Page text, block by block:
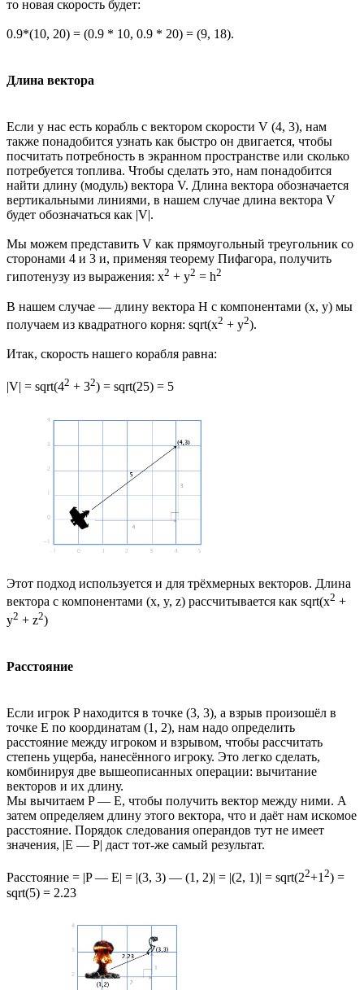
то новая скорость будет:
0.9*(10, 20) = (0.9 * 10, 0.9 * 20) = (9, 18).
Длина вектора
Если у нас есть корабль с вектором скорости V (4, 3), нам
также понадобится узнать как быстро он двигается, чтобы
посчитать потребность в экранном пространстве или сколько
потребуется топлива. Чтобы сделать это, нам понадобится
найти длину (модуль) вектора V. Длина вектора обозначается
вертикальными линиями, в нашем случае длина вектора V
будет обозначаться как |V|.
Мы можем представить V как прямоугольный треугольник со
сторонами 4 и 3 и, применяя теорему Пифагора, получить
гипотенузу из выражения: x2 + y2 = h2
В нашем случае — длину вектора H с компонентами (x, y) мы
получаем из квадратного корня: sqrt(x2 + y2).
Итак, скорость нашего корабля равна:
|V| = sqrt(42 + 32) = sqrt(25) = 5
Этот подход используется и для трёхмерных векторов. Длина
вектора с компонентами (x, y, z) рассчитывается как sqrt(x2 +
y2 + z2)
Расстояние
Если игрок P находится в точке (3, 3), а взрыв произошёл в
точке E по координатам (1, 2), нам надо определить
расстояние между игроком и взрывом, чтобы рассчитать
степень ущерба, нанесённого игроку. Это легко сделать,
комбинируя две вышеописанных операции: вычитание
векторов и их длину.
Мы вычитаем P — E, чтобы получить вектор между ними. А
затем определяем длину этого вектора, что и даёт нам искомое
расстояние. Порядок следования операндов тут не имеет
значения, |E — P| даст тот-же самый результат.
Расстояние = |P — E| = |(3, 3) — (1, 2)| = |(2, 1)| = sqrt(22+12) =
sqrt(5) = 2.23